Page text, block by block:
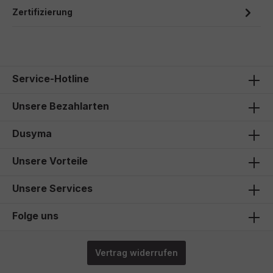
Zertifizierung
Service-Hotline
Unsere Bezahlarten
Dusyma
Unsere Vorteile
Unsere Services
Folge uns
Vertrag widerrufen